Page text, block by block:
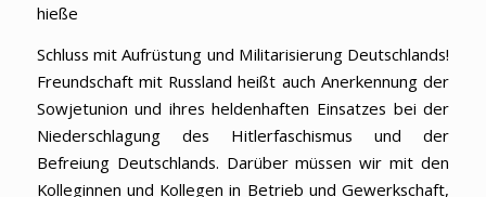
hieße
Schluss mit Aufrüstung und Militarisierung Deutschlands!
Freundschaft mit Russland heißt auch Anerkennung der
Sowjetunion und ihres heldenhaften Einsatzes bei der
Niederschlagung des Hitlerfaschismus und der
Befreiung Deutschlands. Darüber müssen wir mit den
Kolleginnen und Kollegen in Betrieb und Gewerkschaft,